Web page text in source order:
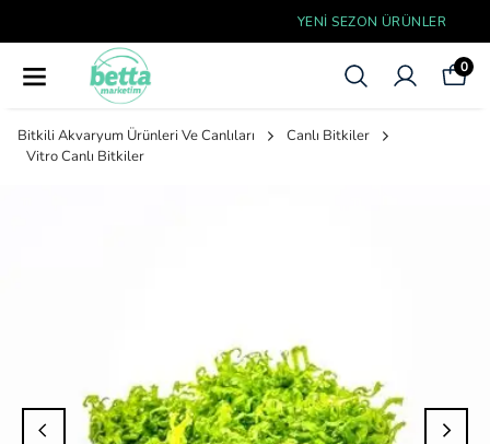
YENI SEZON ÜRÜNLER
0
Bitkili Akvaryum Ürünleri Ve Canlıları
Canlı Bitkiler
Vitro Canlı Bitkiler